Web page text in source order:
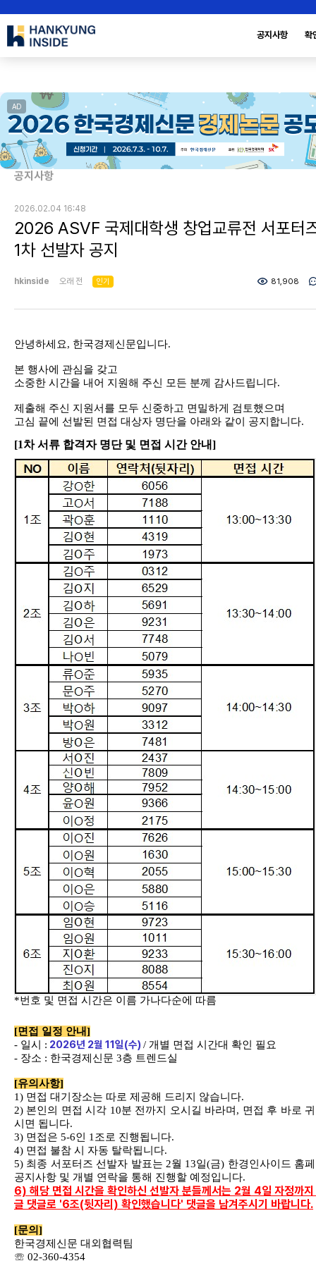
공지사항 확
AD
공지사항
2026.02.04 16:48
2026 ASVF 국제대학생 창업교류전 서포터
1차 선발자 공지
hkinside 오래 전 인기 81,908
안녕하세요, 한국경제신문입니다.
본 행사에 관심을 갖고
소중한 시간을 내어 지원해 주신 모든 분께 감사드립니다.
제출해 주신 지원서를 모두 신중하고 면밀하게 검토했으며
고심 끝에 선발된 면접 대상자 명단을 아래와 같이 공지합니다.
[1차 서류 합격자 명단 및 면접 시간 안내]
*번호 및 면접 시간은 이름 가나다순에 따름
[면접 일정 안내]
- 일시 : 2026년 2월 11 일(수)/ 개별 면접 시간대 확인 필요
- 장소 : 한국경제신문 3층 트렌드실
[유의사항]
1) 면접 대기장소는 따로 제공해 드리지 않습니다.
2) 본인의 면접 시각 10분 전까지 오시길 바라며 , 면접 후 바로
시면 됩니다.
3) 면접은 5-6인 1조로 진행됩니다.
4) 면접 불참 시 자동 탈락됩니다.
5) 최종 서포터즈 선발자 발표는 2월 13일(금) 한경인사이드 홈
공지사항 및 개별 연락을 통해 진행할 예정입니다.
6) 해당 면접 시간을 확인하신 선발자 분들께서는 2월 4일 자정까지
글 댓글로 '6조(뒷자리) 확인했습니다' 댓글을 남겨주시기 바랍니다.
[문의]
한국경제신문 대외협력팀
☏ 02-360-4354